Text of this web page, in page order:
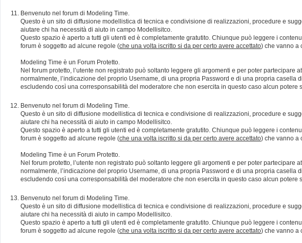
Benvenuto nel forum di Modeling Time.
Questo è un sito di diffusione modellistica di tecnica e condivisione di realizzazioni, procedure e
aiutare chi ha necessità di aiuto in campo Modellisitco.
Questo spazio è aperto a tutti gli utenti ed è completamente gratutito. Chiunque può leggere i
forum è soggetto ad alcune regole (che una volta iscritto si da per certo avere accettato) che vanno a
Modeling Time è un Forum Protetto.
Nel forum protetto, l’utente non registrato può soltanto leggere gli argomenti e per poter
normalmente, l’indicazione del proprio Username, di una propria Password e di una propria
escludendo così una corresponsabilità del moderatore che non esercita in questo caso alcun potere
Benvenuto nel forum di Modeling Time.
Questo è un sito di diffusione modellistica di tecnica e condivisione di realizzazioni, procedure e
aiutare chi ha necessità di aiuto in campo Modellisitco.
Questo spazio è aperto a tutti gli utenti ed è completamente gratutito. Chiunque può leggere i
forum è soggetto ad alcune regole (che una volta iscritto si da per certo avere accettato) che vanno a
Modeling Time è un Forum Protetto.
Nel forum protetto, l’utente non registrato può soltanto leggere gli argomenti e per poter
normalmente, l’indicazione del proprio Username, di una propria Password e di una propria
escludendo così una corresponsabilità del moderatore che non esercita in questo caso alcun potere
Benvenuto nel forum di Modeling Time.
Questo è un sito di diffusione modellistica di tecnica e condivisione di realizzazioni, procedure e
aiutare chi ha necessità di aiuto in campo Modellisitco.
Questo spazio è aperto a tutti gli utenti ed è completamente gratutito. Chiunque può leggere i
forum è soggetto ad alcune regole (che una volta iscritto si da per certo avere accettato) che vanno a